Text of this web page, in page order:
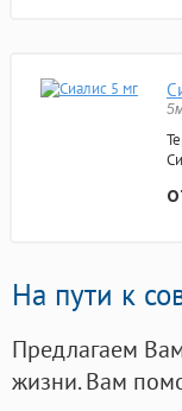
На пути к
Предлагаем
жизни. Вам